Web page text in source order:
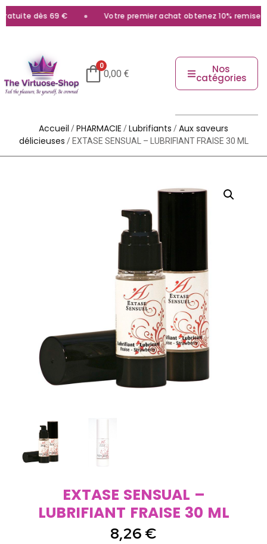
dès 69 € Votre premier achat obtenez 10% remise
0
0,00 € Nos
catégories
Accueil /PHARMACIE /Lubrifiants /Aux saveurs
délicieuses / EXTASE SENSUAL – LUBRIFIANT FRAISE 30 ML
EXTASE SENSUAL –
LUBRIFIANT FRAISE 30 ML
8,26 €